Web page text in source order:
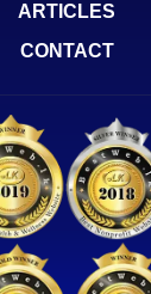
ARTICLES
CONTACT